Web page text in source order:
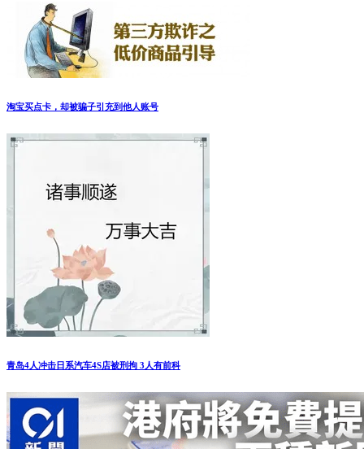
淘宝买点卡，却被骗子引充到他人账号
青岛4人冲击日系汽车4S店被刑拘 3人有前科